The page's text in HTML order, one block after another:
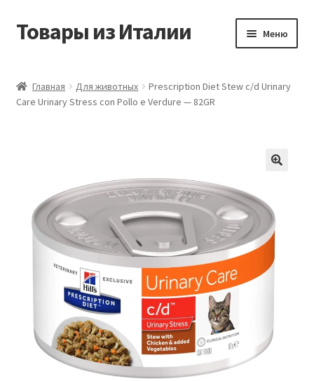
Перейти
Перейти
Товары из Италии Меню
Виды доставки
Магазин
Мой аккаунт
Оставить отзыв
Оформление заказа
Главная Для животных
Prescription Diet Stew c/d Urinary
Care Urinary Stress con Pollo e Verdure — 82GR